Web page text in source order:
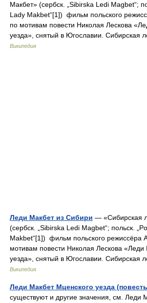
Макбет» (сербск. „Sibirska Ledi Magbet“;
Lady Makbet“[1]) фильм польского
по мотивам повести Николая Лескова
уезда», снятый в Югославии.
Википедия
Леди Макбет из Сибири — «Сибирская
(сербск. „Sibirska Ledi Magbet“; польск.
Makbet“[1]) фильм польского режиссёра
мотивам повести Николая Лескова «Леди
уезда», снятый в Югославии.
Википедия
Леди Макбет Мценского уезда
существуют и другие значения, см. Леди